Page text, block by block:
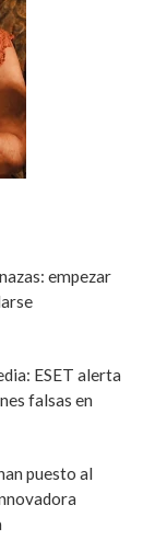
empezar
ESET alerta
falsas en
puesto al